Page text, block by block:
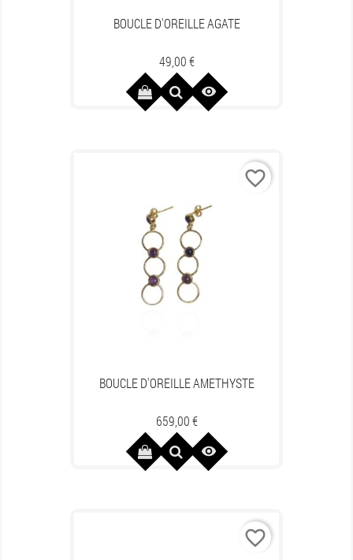
BOUCLE D'OREILLE AGATE
Prix
49,00 €

favorite_border
BOUCLE D'OREILLE AMETHYSTE
Prix
659,00 €

favorite_border